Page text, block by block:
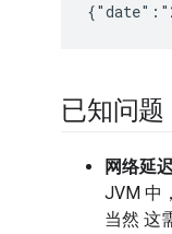
已知问题
网络延
JVM 中
当然 这